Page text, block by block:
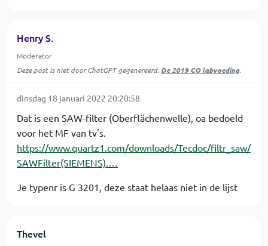
Henry S.
Moderator
Deze post is niet door ChatGPT gegenereerd. De 2019 CO labvoeding.
dinsdag 18 januari 2022 20:20:58
Dat is een SAW-filter (Oberflächenwelle), oa bedoeld
voor het MF van tv's.
https://www.quartz1.com/downloads/Tecdoc/filtr_saw/
SAWFilter(SIEMENS).…
Je typenr is G 3201, deze staat helaas niet in de lijst
Thevel